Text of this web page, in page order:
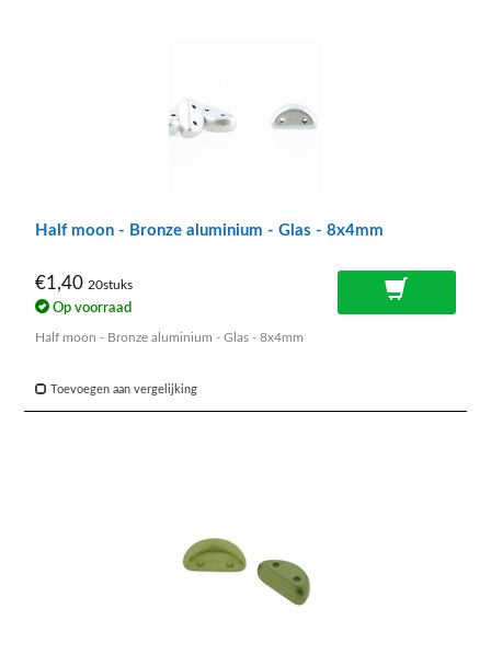
Half moon - Bronze aluminium - Glas - 8x4mm
€1,40 20stuks
Op voorraad
Half moon - Bronze aluminium - Glas - 8x4mm
Toevoegen aan vergelijking